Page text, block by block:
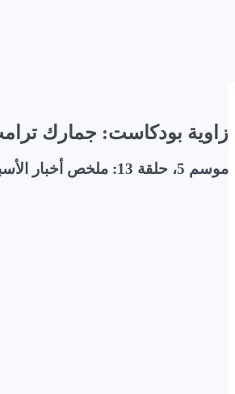
زاوية بودكاست: جمارك
موسم 5، حلقة 13: ملخص أخبار الأسبوع في أقل من ربع ساعة